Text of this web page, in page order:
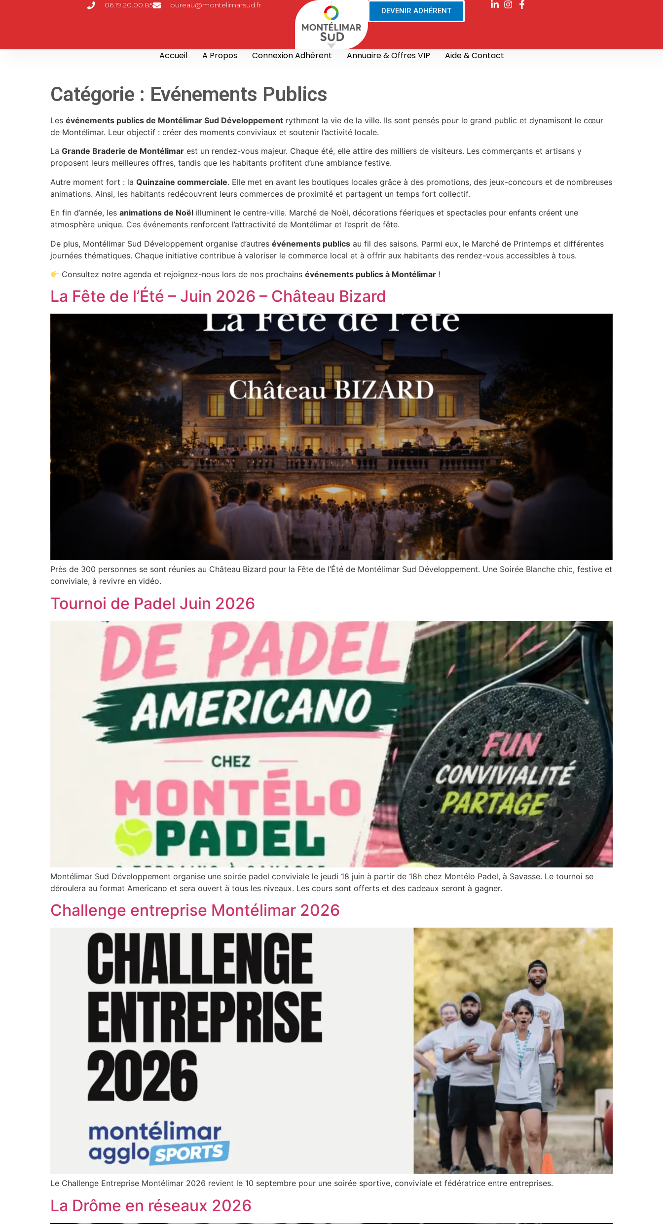
06.19.20.00.85 bureau@montelimarsud.fr
DEVENIR ADHÉRENT
Accueil A Propos Connexion Adhérent Annuaire & Offres VIP Aide & Contact
Catégorie : Evénements Publics
Les événements publics de Montélimar Sud Développement rythment la vie de la ville. Ils sont pensés pour le grand public et dynamisent le cœur
de Montélimar. Leur objectif : créer des moments conviviaux et soutenir l’activité locale.
La Grande Braderie de Montélimar est un rendez-vous majeur. Chaque été, elle attire des milliers de visiteurs. Les commerçants et artisans y
proposent leurs meilleures offres, tandis que les habitants profitent d’une ambiance festive.
Autre moment fort : la Quinzaine commerciale. Elle met en avant les boutiques locales grâce à des promotions, des jeux-concours et de nombreuses
animations. Ainsi, les habitants redécouvrent leurs commerces de proximité et partagent un temps fort collectif.
En fin d’année, les animations de Noël illuminent le centre-ville. Marché de Noël, décorations féeriques et spectacles pour enfants créent une
atmosphère unique. Ces événements renforcent l’attractivité de Montélimar et l’esprit de fête.
De plus, Montélimar Sud Développement organise d’autres événements publics au fil des saisons. Parmi eux, le Marché de Printemps et différentes
journées thématiques. Chaque initiative contribue à valoriser le commerce local et à offrir aux habitants des rendez-vous accessibles à tous.
Consultez notre agenda et rejoignez-nous lors de nos prochainsévénements publics à Montélimar !
La Fête de l’Été – Juin 2026 – Château Bizard
Près de 300 personnes se sont réunies au Château Bizard pour la Fête de l’Été de Montélimar Sud Développement. Une Soirée Blanche chic, festive et
conviviale, à revivre en vidéo.
Tournoi de Padel Juin 2026
Montélimar Sud Développement organise une soirée padel conviviale le jeudi 18 juin à partir de 18h chez Montélo Padel, à Savasse. Le tournoi se
déroulera au format Americano et sera ouvert à tous les niveaux. Les cours sont offerts et des cadeaux seront à gagner.
Challenge entreprise Montélimar 2026
Le Challenge Entreprise Montélimar 2026 revient le 10 septembre pour une soirée sportive, conviviale et fédératrice entre entreprises.
La Drôme en réseaux 2026